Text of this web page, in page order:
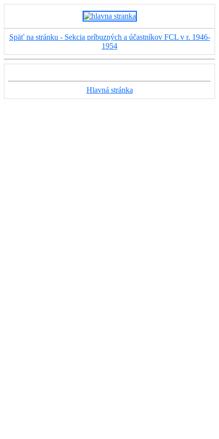
Späť na stránku - Sekcia príbuzných a účastníkov FCL v r. 1946-
1954
Hlavná stránka